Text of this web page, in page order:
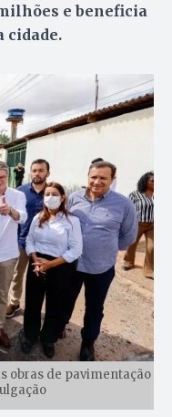
e beneficia
cidade.
obras de pavimentação